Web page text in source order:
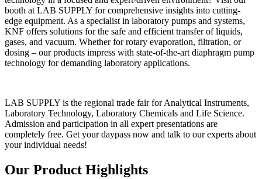
booth at LAB SUPPLY for comprehensive insights into cutting-
edge equipment. As a specialist in laboratory pumps and systems,
KNF offers solutions for the safe and efficient transfer of liquids,
gases, and vacuum. Whether for rotary evaporation, filtration, or
dosing – our products impress with state-of-the-art diaphragm pump
technology for demanding laboratory applications.
LAB SUPPLY is the regional trade fair for Analytical Instruments,
Laboratory Technology, Laboratory Chemicals and Life Science.
Admission and participation in all expert presentations are
completely free. Get your daypass now and talk to our experts about
your individual needs!
Our Product Highlights